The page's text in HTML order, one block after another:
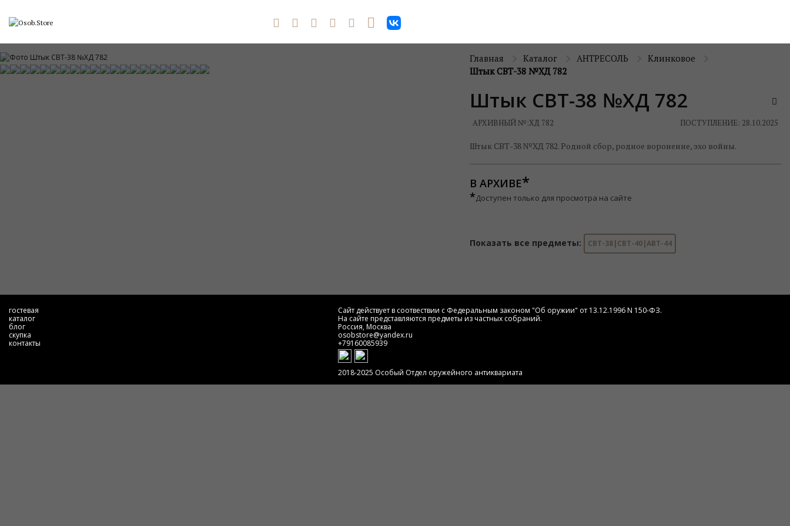
Главная Каталог АНТРЕСОЛЬ
Клинковое
Штык СВТ-38 №ХД 782
Штык СВТ-38 №ХД 782
АРХИВНЫЙ №:ХД 782 ПОСТУПЛЕНИЕ: 28.10.2025
Штык СВТ-38 №ХД 782. Родной сбор, родное воронение, эхо войны.
В АРХИВЕ
*Доступен только для просмотра на сайте
Показать все предметы: СВТ-38|СВТ-40|АВТ-44
гостевая
каталог
блог
скупка
контакты
Сайт действует в соотвествии с Федеральным законом "Об оружии" от 13.12.1996 N 150-ФЗ.
На сайте представляются предметы из частных собраний.
Россия, Москва
osobstore@yandex.ru
+79160085939
2018-2025 Особый Отдел оружейного антиквариата